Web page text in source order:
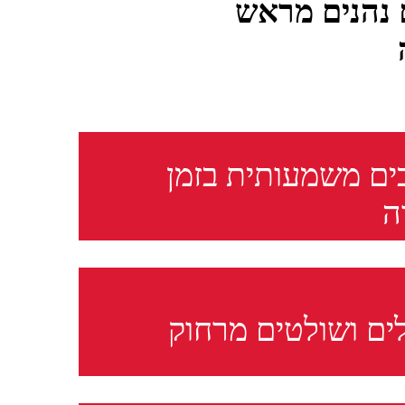
נהנים מראש
משמעותית בזמן
שניות ספורות בלבד, וחוסך לכם מיידית
יקר והרבה כסף!
ושולטים מרחוק